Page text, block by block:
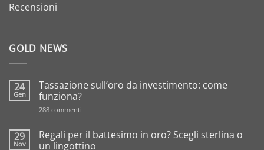
Recensioni
GOLD NEWS
24
Gen
Tassazione sull’oro da investimento: come
funziona?
288 commenti
da
investimento:
come
29
Nov
Regali per il battesimo in oro? Scegli sterlina o
un lingottino